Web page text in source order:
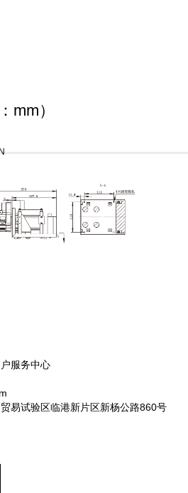
mm）
服务中心
易试验区临港新片区新杨公路860号